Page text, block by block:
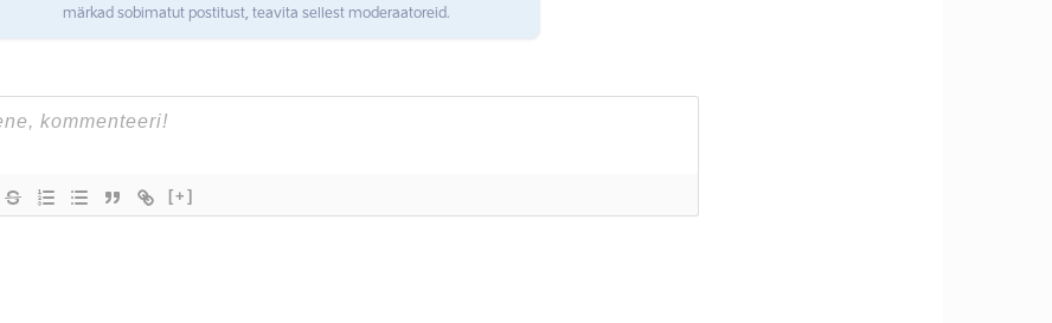
märkad sobimatut postitust, teavita sellest moderaatoreid.
[+]